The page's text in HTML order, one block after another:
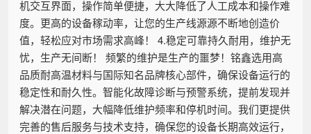
机交互界面，操作简单便捷，大大降低了人工成本和操作难
度。更高的设备稼动率，让您的生产线源源不断地创造价
值，轻松应对市场需求高峰！ 4.稳定可靠持久耐用，维护无
忧，生产无间断！ 频繁的维护是生产的噩梦！铭鑫选用高
品质耐高温材料与国际知名品牌核心部件，确保设备运行的
稳定性和耐久性。智能化故障诊断与预警系统，提前发现并
解决潜在问题，大幅降低维护频率和停机时间。我们更提供
完善的售后服务与技术支持，确保您的设备长期高效运行，